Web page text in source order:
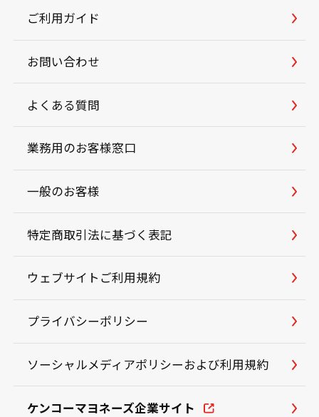
ご利用ガイド
お問い合わせ
よくある質問
業務用のお客様窓口
一般のお客様
特定商取引法に基づく表記
ウェブサイトご利用規約
プライバシーポリシー
ソーシャルメディアポリシーおよび利用規約
ケンコーマヨネーズ企業サイト